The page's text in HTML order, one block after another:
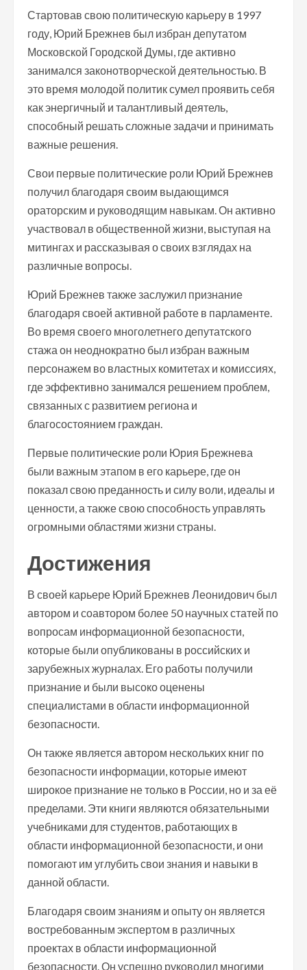
Стартовав свою политическую карьеру в 1997
году, Юрий Брежнев был избран депутатом
Московской Городской Думы, где активно
занимался законотворческой деятельностью. В
это время молодой политик сумел проявить себя
как энергичный и талантливый деятель,
способный решать сложные задачи и принимать
важные решения.
Свои первые политические роли Юрий Брежнев
получил благодаря своим выдающимся
ораторским и руководящим навыкам. Он активно
участвовал в общественной жизни, выступая на
митингах и рассказывая о своих взглядах на
различные вопросы.
Юрий Брежнев также заслужил признание
благодаря своей активной работе в парламенте.
Во время своего многолетнего депутатского
стажа он неоднократно был избран важным
персонажем во властных комитетах и комиссиях,
где эффективно занимался решением проблем,
связанных с развитием региона и
благосостоянием граждан.
Первые политические роли Юрия Брежнева
были важным этапом в его карьере, где он
показал свою преданность и силу воли, идеалы и
ценности, а также свою способность управлять
огромными областями жизни страны.
Достижения
В своей карьере Юрий Брежнев Леонидович был
автором и соавтором более 50 научных статей по
вопросам информационной безопасности,
которые были опубликованы в российских и
зарубежных журналах. Его работы получили
признание и были высоко оценены
специалистами в области информационной
безопасности.
Он также является автором нескольких книг по
безопасности информации, которые имеют
широкое признание не только в России, но и за её
пределами. Эти книги являются обязательными
учебниками для студентов, работающих в
области информационной безопасности, и они
помогают им углубить свои знания и навыки в
данной области.
Благодаря своим знаниям и опыту он является
востребованным экспертом в различных
проектах в области информационной
безопасности. Он успешно руководил многими